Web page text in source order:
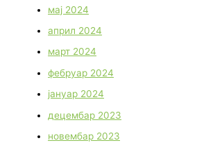
мај 2024
април 2024
март 2024
фебруар 2024
јануар 2024
децембар 2023
новембар 2023